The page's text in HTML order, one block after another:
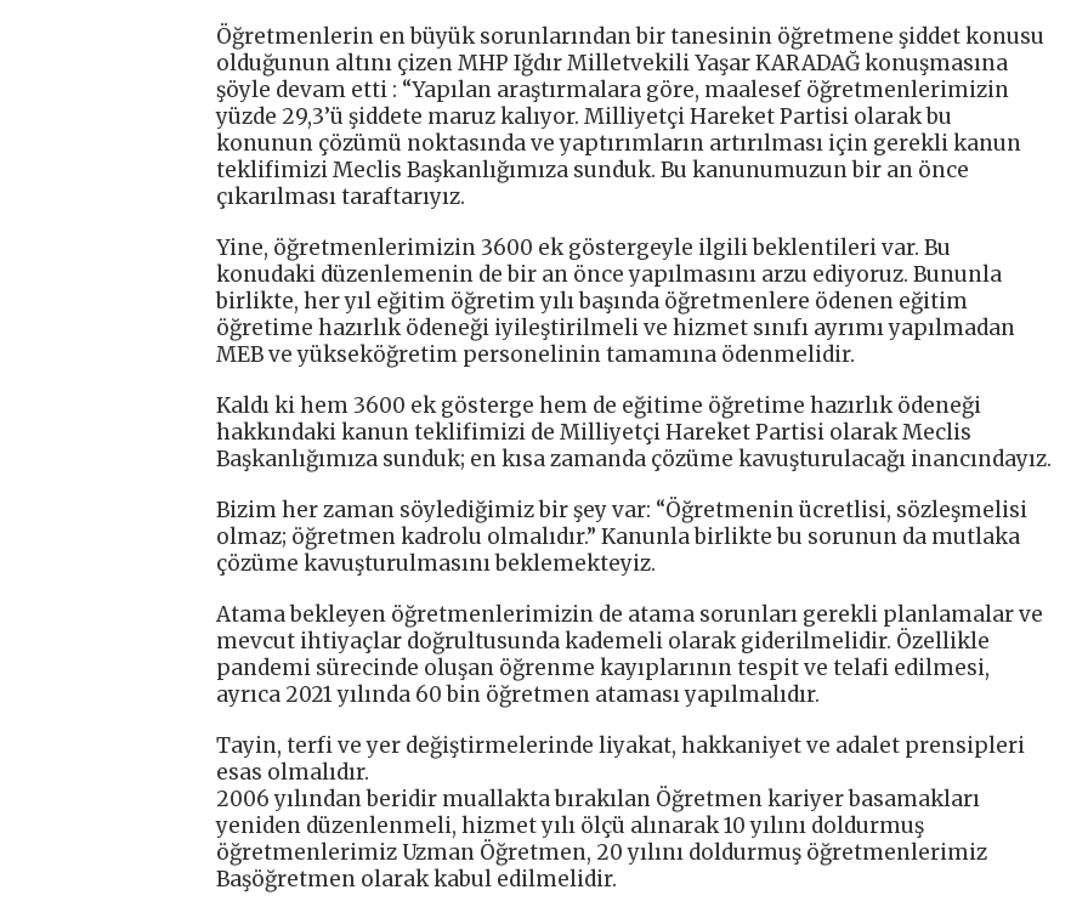
Öğretmenlerin en büyük sorunlarından bir tanesinin öğretmene şiddet konusu
olduğunun altını çizen MHP Iğdır Milletvekili Yaşar KARADAĞ konuşmasına
şöyle devam etti : “Yapılan araştırmalara göre, maalesef öğretmenlerimizin
yüzde 29,3’ü şiddete maruz kalıyor. Milliyetçi Hareket Partisi olarak bu
konunun çözümü noktasında ve yaptırımların artırılması için gerekli kanun
teklifimizi Meclis Başkanlığımıza sunduk. Bu kanunumuzun bir an önce
çıkarılması taraftarıyız.
Yine, öğretmenlerimizin 3600 ek göstergeyle ilgili beklentileri var. Bu
konudaki düzenlemenin de bir an önce yapılmasını arzu ediyoruz. Bununla
birlikte, her yıl eğitim öğretim yılı başında öğretmenlere ödenen eğitim
öğretime hazırlık ödeneği iyileştirilmeli ve hizmet sınıfı ayrımı yapılmadan
MEB ve yükseköğretim personelinin tamamına ödenmelidir.
Kaldı ki hem 3600 ek gösterge hem de eğitime öğretime hazırlık ödeneği
hakkındaki kanun teklifimizi de Milliyetçi Hareket Partisi olarak Meclis
Başkanlığımıza sunduk; en kısa zamanda çözüme kavuşturulacağı inancındayız.
Bizim her zaman söylediğimiz bir şey var: “Öğretmenin ücretlisi, sözleşmelisi
olmaz; öğretmen kadrolu olmalıdır.” Kanunla birlikte bu sorunun da mutlaka
çözüme kavuşturulmasını beklemekteyiz.
Atama bekleyen öğretmenlerimizin de atama sorunları gerekli planlamalar ve
mevcut ihtiyaçlar doğrultusunda kademeli olarak giderilmelidir. Özellikle
pandemi sürecinde oluşan öğrenme kayıplarının tespit ve telafi edilmesi,
ayrıca 2021 yılında 60 bin öğretmen ataması yapılmalıdır.
Tayin, terfi ve yer değiştirmelerinde liyakat, hakkaniyet ve adalet prensipleri
esas olmalıdır.
2006 yılından beridir muallakta bırakılan Öğretmen kariyer basamakları
yeniden düzenlenmeli, hizmet yılı ölçü alınarak 10 yılını doldurmuş
öğretmenlerimiz Uzman Öğretmen, 20 yılını doldurmuş öğretmenlerimiz
Başöğretmen olarak kabul edilmelidir.